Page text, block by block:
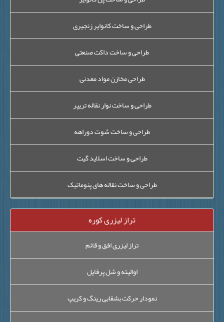
طراحی و ساخت کانوایر زنجیری
طراحی و ساخت داکت صنعتی
طراحی مخازن مواد معدنی
طراحی و ساخت نوار نقاله تریپر
طراحی و ساخت شوت دوراهه
طراحی و ساخت اسلاید گیت
طراحی و ساخت نقاله های پنوماتیک
تراز لیزری کوره
تراز لیزری افق و قائم
اوالیته و شل پرفایل
نمودار حرکت بشقابی رینگ و کریپ